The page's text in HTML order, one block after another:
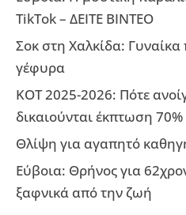
TikTok – ΔΕΙΤΕ ΒΙΝΤΕΟ
Σοκ στη Χαλκίδα:
γέφυρα
ΚΟΤ 2025-2026: Πότε
δικαιούνται έκπτωση
Θλίψη για αγαπητό
Εύβοια: Θρήνος για
ξαφνικά από την ζωή